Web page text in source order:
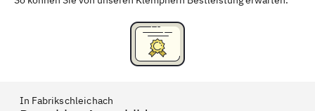
In Fabrikschleichach